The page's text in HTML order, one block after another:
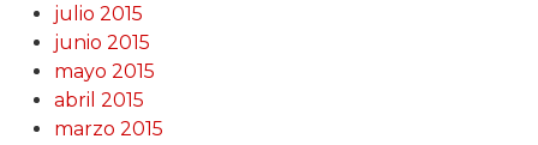
julio 2015
junio 2015
mayo 2015
abril 2015
marzo 2015